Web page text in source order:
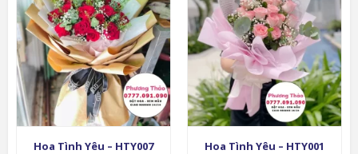
Hoa Tình Yêu – HTY007 Hoa Tình Yêu – HTY001